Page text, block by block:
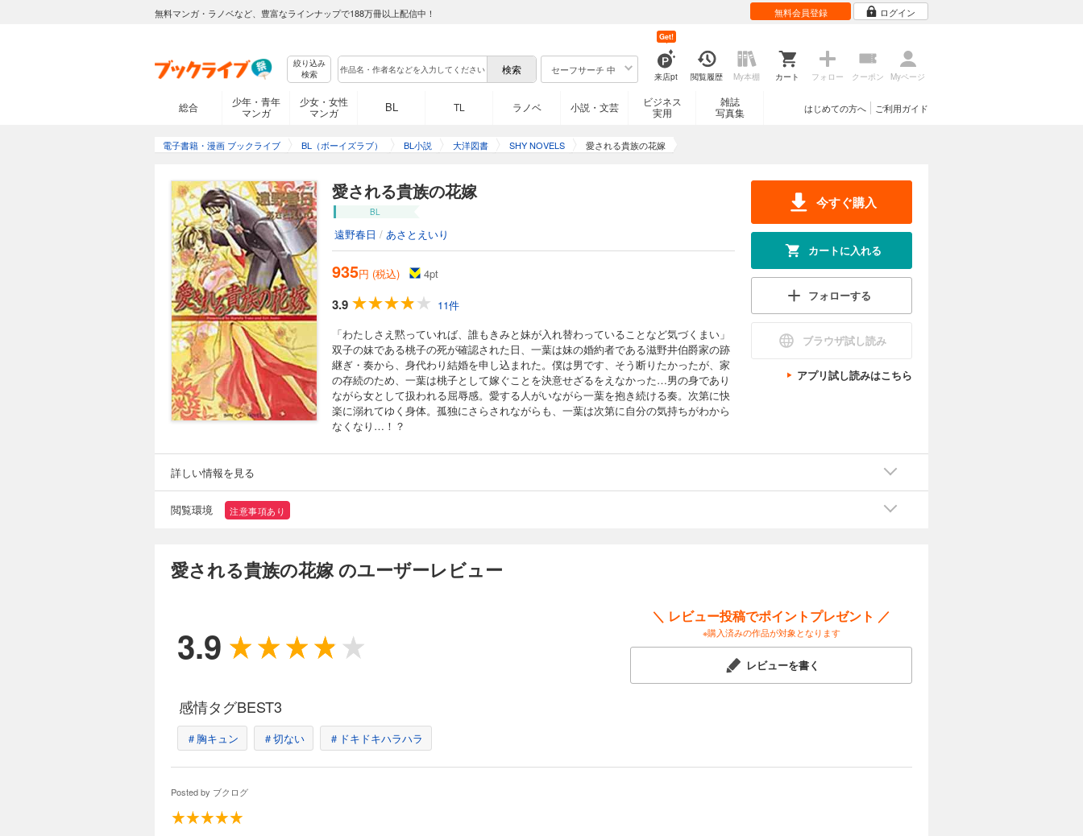
無料マンガ・ラノベなど、豊富なラインナップで188万冊以上配信中！ 無料会員登録 ログイン
絞り込み
検索
セーフサーチ 中
来店pt
Get!
閲覧履歴 My本棚 カート フォロー クーポン Myページ
総合
少年・青年
マンガ
少女・女性
マンガ
BL TL ラノベ 小説・文芸
ビジネス
実用
雑誌
写真集
ご利用ガイド
はじめての方へ
電子書籍・漫画 ブックライブ BL（ボーイズラブ） BL小説 大洋図書 SHY NOVELS 愛される貴族の花嫁
愛される貴族の花嫁
BL
遠野春日 / あさとえいり
935円 (税込) 4pt
3.9
11件
「わたしさえ黙っていれば、誰もきみと妹が入れ替わっていることなど気づくまい」
双子の妹である桃子の死が確認された日、一葉は妹の婚約者である滋野井伯爵家の跡
継ぎ・奏から、身代わり結婚を申し込まれた。僕は男です、そう断りたかったが、家
の存続のため、一葉は桃子として嫁ぐことを決意せざるをえなかった…男の身であり
ながら女として扱われる屈辱感。愛する人がいながら一葉を抱き続ける奏。次第に快
楽に溺れてゆく身体。孤独にさらされながらも、一葉は次第に自分の気持ちがわから
なくなり…！？
今すぐ購入
カートに入れる
フォローする
ブラウザ試し読み
アプリ試し読みはこちら
詳しい情報を見る
閲覧環境 注意事項あり
愛される貴族の花嫁 のユーザーレビュー
3.9
＼ レビュー投稿でポイントプレゼント ／
※購入済みの作品が対象となります
レビューを書く
感情タグBEST3
＃胸キュン ＃切ない ＃ドキドキハラハラ
Posted by ブクログ